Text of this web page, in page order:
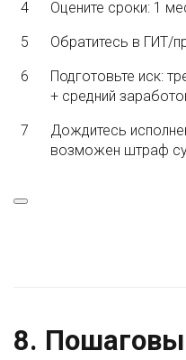
4
Оцените сроки: 1
5
Обратитесь в ГИТ/
6
Подготовьте иск:
+ средний
7
Дождитесь
возможен штраф
8.